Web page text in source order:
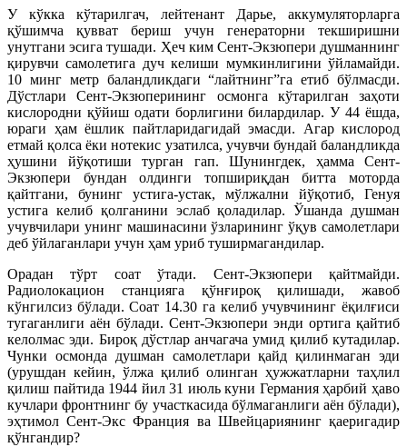
У кўкка кўтарилгач, лейтенант Дарье, аккумуляторларга
қўшимча қувват бериш учун генераторни текширишни
унутгани эсига тушади. Ҳеч ким Сент-Экзюпери душманнинг
қирувчи самолетига дуч келиши мумкинлигини ўйламайди.
10 минг метр баландликдаги “лайтнинг”га етиб бўлмасди.
Дўстлари Сент-Экзюперининг осмонга кўтарилган заҳоти
кислородни қўйиш одати борлигини билардилар. У 44 ёшда,
юраги ҳам ёшлик пайтларидагидай эмасди. Агар кислород
етмай қолса ёки нотекис узатилса, учувчи бундай баландликда
ҳушини йўқотиши турган гап. Шунингдек, ҳамма Сент-
Экзюпери бундан олдинги топшириқдан битта моторда
қайтгани, бунинг устига-устак, мўлжални йўқотиб, Генуя
устига келиб қолганини эслаб қоладилар. Ўшанда душман
учувчилари унинг машинасини ўзларининг ўқув самолетлари
деб ўйлаганлари учун ҳам уриб туширмагандилар.
Орадан тўрт соат ўтади. Сент-Экзюпери қайтмайди.
Радиолокацион станцияга қўнғироқ қилишади, жавоб
кўнгилсиз бўлади. Соат 14.30 га келиб учувчининг ёқилғиси
тугаганлиги аён бўлади. Сент-Экзюпери энди ортига қайтиб
келолмас эди. Бироқ дўстлар анчагача умид қилиб кутадилар.
Чунки осмонда душман самолетлари қайд қилинмаган эди
(урушдан кейин, ўлжа қилиб олинган ҳужжатларни таҳлил
қилиш пайтида 1944 йил 31 июль куни Германия ҳарбий ҳаво
кучлари фронтнинг бу участкасида бўлмаганлиги аён бўлади),
эҳтимол Сент-Экс Франция ва Швейцариянинг қаеригадир
қўнгандир?